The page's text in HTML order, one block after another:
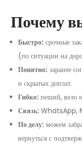
Почему
Быстро: срочные
(по ситуации на
Понятно: заранее
и скрытых доплат.
Гибко: пеший, вело
Связь: WhatsApp,
По делу: можем
вернуться с